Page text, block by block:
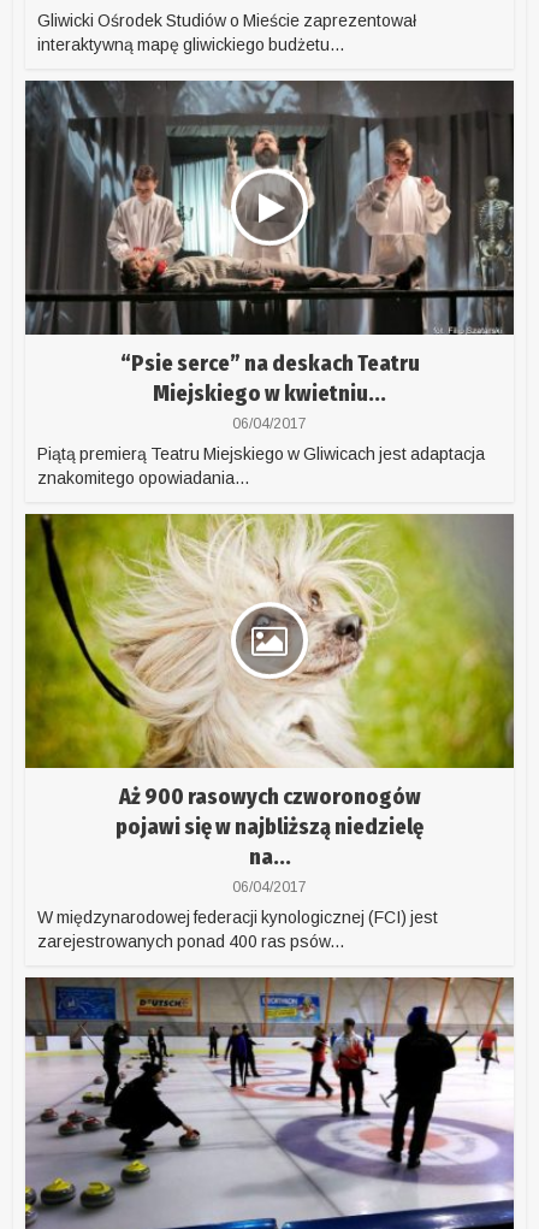
Gliwicki Ośrodek Studiów o Mieście zaprezentował
interaktywną mapę gliwickiego budżetu...
“Psie serce” na deskach Teatru
Miejskiego w kwietniu...
06/04/2017
Piątą premierą Teatru Miejskiego w Gliwicach jest adaptacja
znakomitego opowiadania...
Aż 900 rasowych czworonogów
pojawi się w najbliższą niedzielę
na...
06/04/2017
W międzynarodowej federacji kynologicznej (FCI) jest
zarejestrowanych ponad 400 ras psów...